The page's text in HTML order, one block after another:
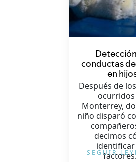
conductas
en
Después de
ocurridos
Monterrey,
niño disparó
decimos
SEGUIR